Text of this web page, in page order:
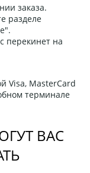
заказа.
разделе
перекинет на
Visa, MasterCard
терминале
ВАС